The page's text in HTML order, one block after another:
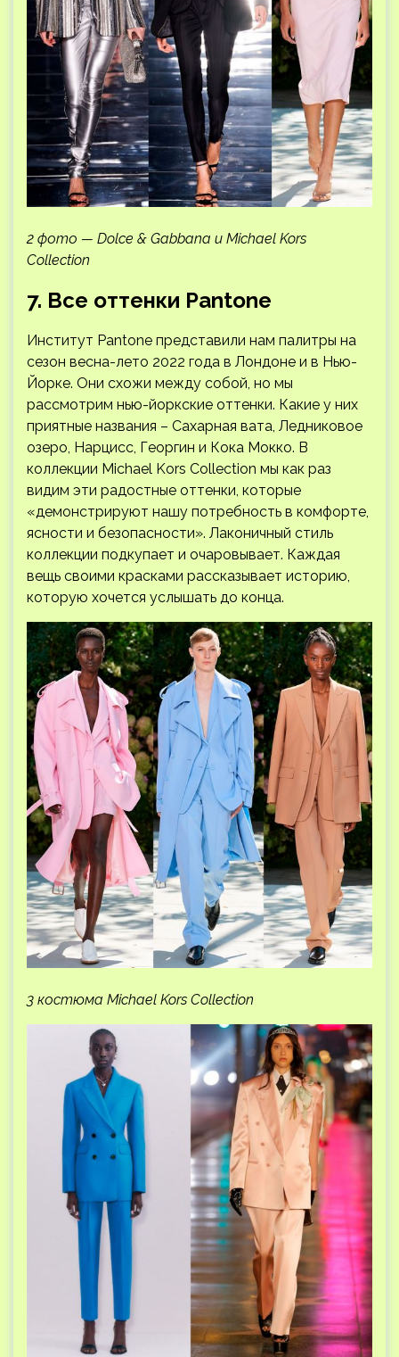
2 фото — Dolce & Gabbana и Michael Kors
Collection
7. Все оттенки Pantone
Институт Pantone представили нам палитры на
сезон весна-лето 2022 года в Лондоне и в Нью-
Йорке. Они схожи между собой, но мы
рассмотрим нью-йоркские оттенки. Какие у них
приятные названия – Сахарная вата, Ледниковое
озеро, Нарцисс, Георгин и Кока Мокко. В
коллекции Michael Kors Collection мы как раз
видим эти радостные оттенки, которые
«демонстрируют нашу потребность в комфорте,
ясности и безопасности». Лаконичный стиль
коллекции подкупает и очаровывает. Каждая
вещь своими красками рассказывает историю,
которую хочется услышать до конца.
3 костюма Michael Kors Collection